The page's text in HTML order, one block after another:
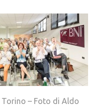
Torino – Foto di Aldo